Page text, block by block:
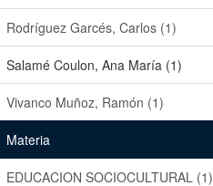
Rodríguez Garcés, Carlos (1)
Salamé Coulon, Ana María (1)
Vivanco Muñoz, Ramón (1)
Materia
EDUCACION SOCIOCULTURAL (1)